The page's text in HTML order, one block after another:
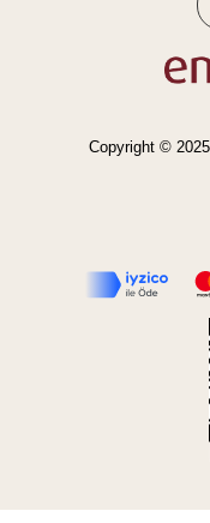
Copyright © 2025